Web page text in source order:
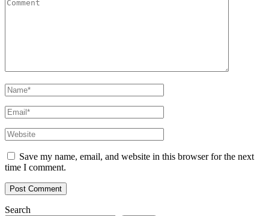
Save my name, email, and website in this browser for the next
time I comment.
Search